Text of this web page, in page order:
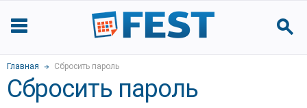
Главная Сбросить пароль
Сбросить пароль